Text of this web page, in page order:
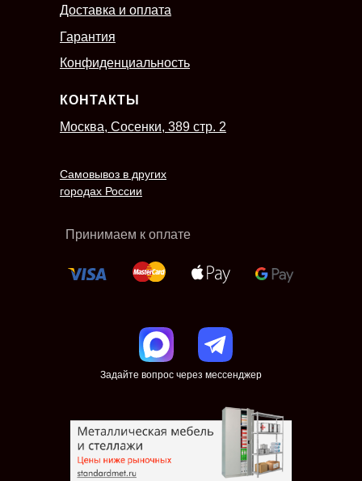
Гарантия
Конфиденциальность
КОНТАКТЫ
Самовывоз в других
городах России
Принимаем к оплате
Москва, Сосенки, 389 стр. 2
Доставка и оплата
Задайте вопрос через мессенджер